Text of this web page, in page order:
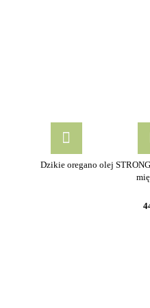
Dzikie oregano olej